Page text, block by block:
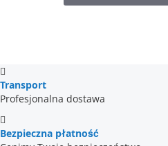
Transport
Profesjonalna dostawa
Bezpieczna płatność